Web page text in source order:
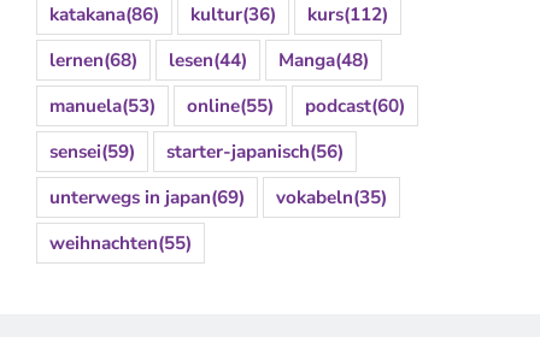
katakana(86) kultur(36) kurs(112)
lernen(68) lesen(44) Manga(48)
manuela(53) online(55) podcast(60)
sensei(59) starter-japanisch(56)
unterwegs in japan(69) vokabeln(35)
weihnachten(55)